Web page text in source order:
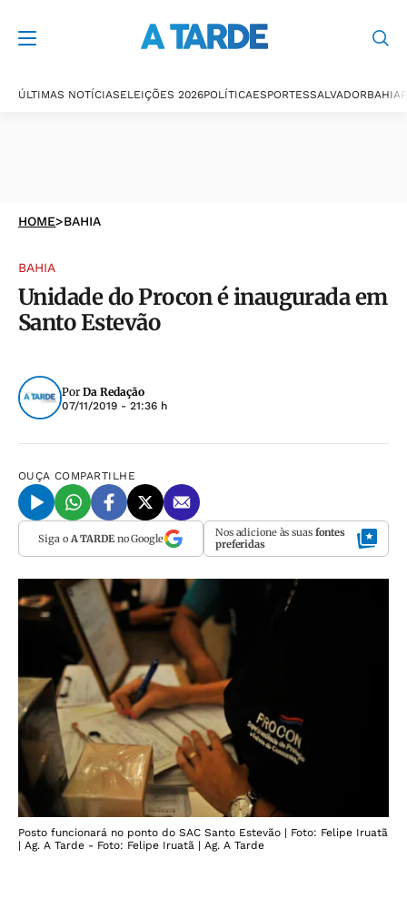
ÚLTIMAS NOTÍCIASELEIÇÕES 2026POLÍTICAESPORTESSALVADORBAHIA
HOME>BAHIA
BAHIA
Unidade do Procon é inaugurada em
Santo Estevão
Por Da Redação
07/11/2019 - 21:36 h
OUÇA COMPARTILHE
Siga o A TARDEno Google Nos adicione às suas fontes
preferidas
Posto funcionará no ponto do SAC Santo Estevão | Foto: Felipe Iruatã
| Ag. A Tarde - Foto: Felipe Iruatã | Ag. A Tarde